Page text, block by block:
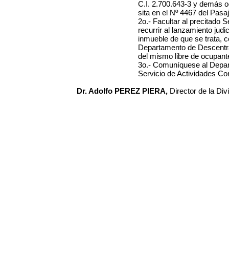
C.I. 2.700.643-3 y demás
sita en el Nº 4467 del
2o.- Facultar al precitado
recurrir al lanzamiento
inmueble de que se trata,
Departamento de
del mismo libre de
3o.- Comuníquese al
Servicio de Actividades
Dr. Adolfo PEREZ PIERA, Director de la